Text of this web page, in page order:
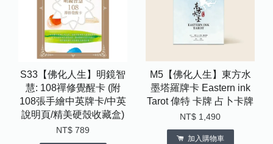
S33【佛化人生】明鏡智
慧: 108禪修覺醒卡 (附
108張手繪中英牌卡/中英
說明頁/精美硬殼收藏盒)
NT$ 789
M5【佛化人生】東方水
墨塔羅牌卡 Eastern ink
Tarot 偉特 卡牌 占卜卡牌
NT$ 1,490
加入購物車